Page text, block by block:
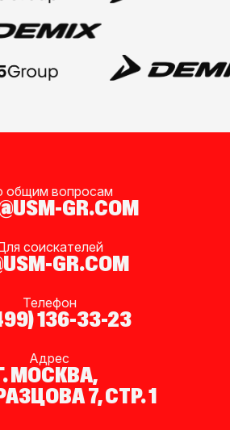
общим вопросам
GR.COM
соискателей
GR.COM
Телефон
136-33-23
Адрес
МОСКВА,
7, СТР. 1